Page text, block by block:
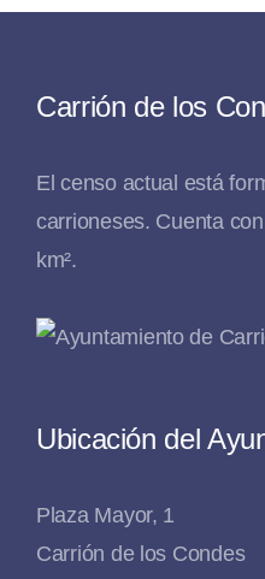
Carrión de los
El censo actual está
carrioneses. Cuenta
km².
Ubicación del
Plaza Mayor, 1
Carrión de los Condes